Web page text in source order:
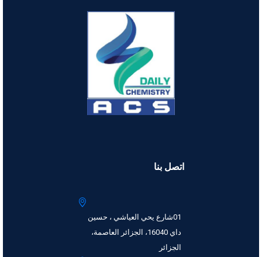
اتصل بنا
01شارع يحي العياشي ، حسين
داي 16040، الجزائر العاصمة،
الجزائر